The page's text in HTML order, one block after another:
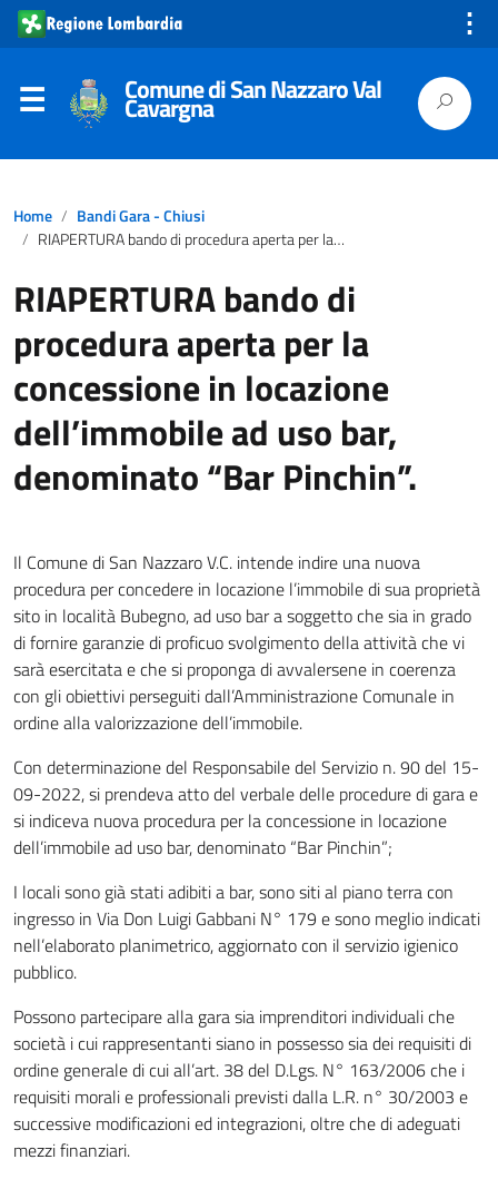
⋮
Comune di San Nazzaro Val
Cavargna
Home
Bandi Gara - Chiusi
RIAPERTURA bando di procedura aperta per la concessione in locazione dell’immobile ad uso bar, denominato “Bar Pinchin”.
RIAPERTURA bando di
procedura aperta per la
concessione in locazione
dell’immobile ad uso bar,
denominato “Bar Pinchin”.
Il Comune di San Nazzaro V.C. intende indire una nuova
procedura per concedere in locazione l’immobile di sua proprietà
sito in località Bubegno, ad uso bar a soggetto che sia in grado
di fornire garanzie di proficuo svolgimento della attività che vi
sarà esercitata e che si proponga di avvalersene in coerenza
con gli obiettivi perseguiti dall’Amministrazione Comunale in
ordine alla valorizzazione dell’immobile.
Con determinazione del Responsabile del Servizio n. 90 del 15-
09-2022, si prendeva atto del verbale delle procedure di gara e
si indiceva nuova procedura per la concessione in locazione
dell’immobile ad uso bar, denominato “Bar Pinchin”;
I locali sono già stati adibiti a bar, sono siti al piano terra con
ingresso in Via Don Luigi Gabbani N° 179 e sono meglio indicati
nell’elaborato planimetrico, aggiornato con il servizio igienico
pubblico.
Possono partecipare alla gara sia imprenditori individuali che
società i cui rappresentanti siano in possesso sia dei requisiti di
ordine generale di cui all’art. 38 del D.Lgs. N° 163/2006 che i
requisiti morali e professionali previsti dalla L.R. n° 30/2003 e
successive modificazioni ed integrazioni, oltre che di adeguati
mezzi finanziari.